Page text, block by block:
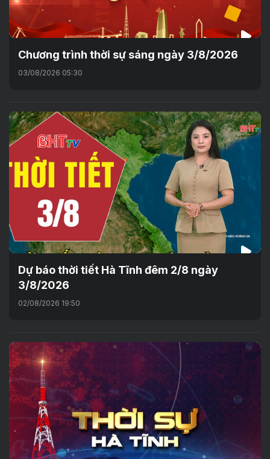
Chương trình thời sự sáng ngày 3/8/2026
03/08/2026 05:30
Dự báo thời tiết Hà Tĩnh đêm 2/8 ngày
3/8/2026
02/08/2026 19:50